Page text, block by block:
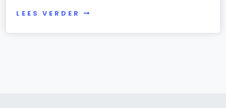
LEES VERDER